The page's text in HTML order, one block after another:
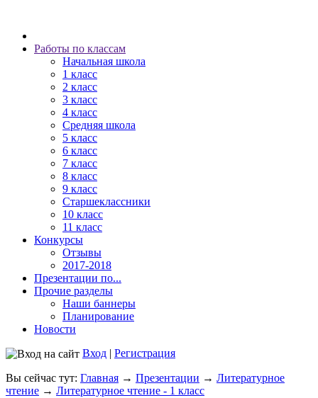
Работы по классам
Начальная школа
1 класс
2 класс
3 класс
4 класс
Средняя школа
5 класс
6 класс
7 класс
8 класс
9 класс
Старшеклассники
10 класс
11 класс
Конкурсы
Отзывы
2017-2018
Презентации по...
Прочие разделы
Наши баннеры
Планирование
Новости
Вход | Регистрация
Вы сейчас тут: Главная → Презентации → Литературное
чтение → Литературное чтение - 1 класс